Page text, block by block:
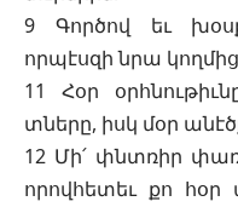
9 Գործով եւ
որպէսզի նրա
11 Հօր
տները, իսկ մօր
12 Մի՛ փնտռիր
որովհետեւ քո